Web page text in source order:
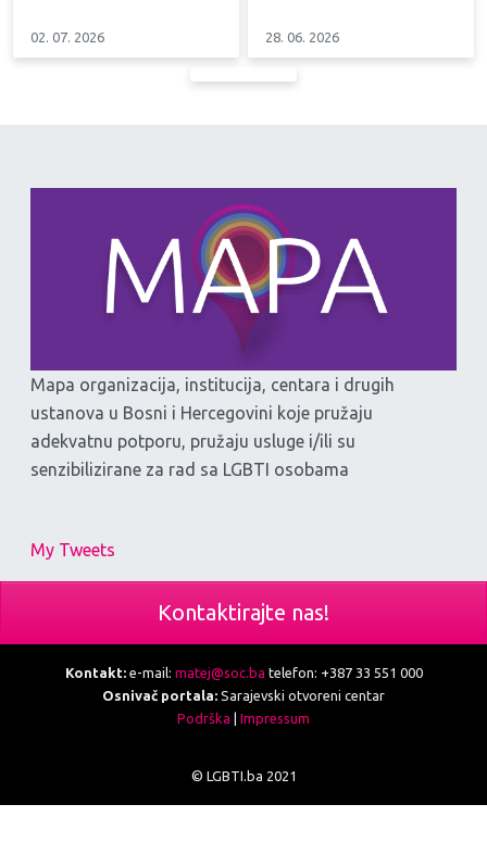
02. 07. 2026 28. 06. 2026
Mapa organizacija, institucija, centara i drugih
ustanova u Bosni i Hercegovini koje pružaju
adekvatnu potporu, pružaju usluge i/ili su
senzibilizirane za rad sa LGBTI osobama
My Tweets
Kontaktirajte nas!
Kontakt:e-mail: matej@soc.ba telefon: +387 33 551 000
Osnivač portala: Sarajevski otvoreni centar
Podrška
Impressum
© LGBTI.ba 2021